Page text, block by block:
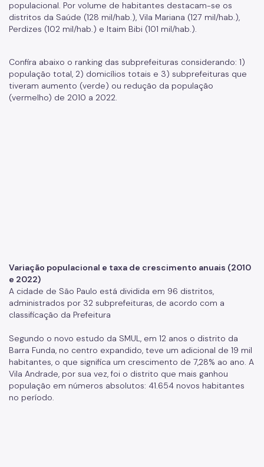
populacional. Por volume de habitantes destacam-se os
distritos da Saúde (128 mil/hab.), Vila Mariana (127 mil/hab.),
Perdizes (102 mil/hab.) e Itaim Bibi (101 mil/hab.).
Confira abaixo o ranking das subprefeituras considerando: 1)
população total, 2) domicílios totais e 3) subprefeituras que
tiveram aumento (verde) ou redução da população
(vermelho) de 2010 a 2022.
Variação populacional e taxa de crescimento anuais (2010
e 2022)
A cidade de São Paulo está dividida em 96 distritos,
administrados por 32 subprefeituras, de acordo com a
classificação da Prefeitura
Segundo o novo estudo da SMUL, em 12 anos o distrito da
Barra Funda, no centro expandido, teve um adicional de 19 mil
habitantes, o que significa um crescimento de 7,28% ao ano. A
Vila Andrade, por sua vez, foi o distrito que mais ganhou
população em números absolutos: 41.654 novos habitantes
no período.